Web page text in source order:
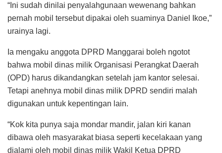
“Ini sudah dinilai penyalahgunaan wewenang bahkan
pernah mobil tersebut dipakai oleh suaminya Daniel Ikoe,”
urainya lagi.
Ia mengaku anggota DPRD Manggarai boleh ngotot
bahwa mobil dinas milik Organisasi Perangkat Daerah
(OPD) harus dikandangkan setelah jam kantor selesai.
Tetapi anehnya mobil dinas milik DPRD sendiri malah
digunakan untuk kepentingan lain.
“Kok kita punya saja mondar mandir, jalan kiri kanan
dibawa oleh masyarakat biasa seperti kecelakaan yang
dialami oleh mobil dinas milik Wakil Ketua DPRD